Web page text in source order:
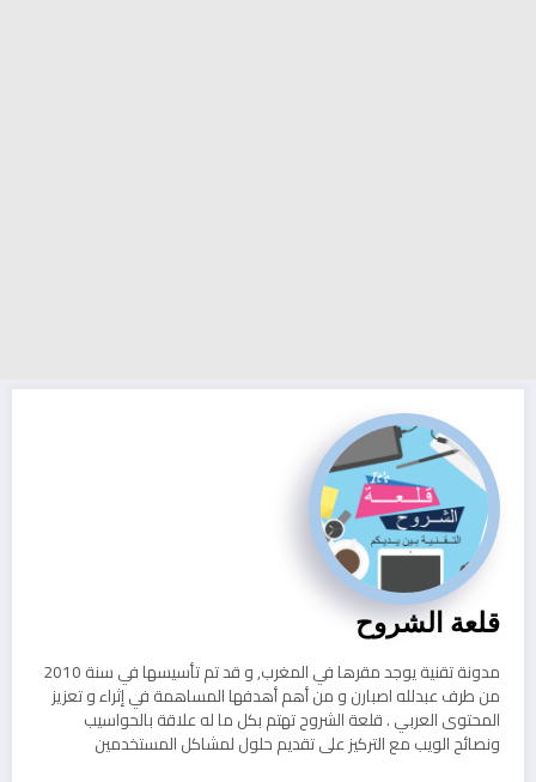
قلعة الشروح
مدونة تقنية يوجد مقرها في المغرب, و قد تم تأسيسها في سنة 2010
من طرف عبدلله اصبارن و من أهم أهدفها المساهمة في إثراء و تعزيز
المحتوى العربي . قلعة الشروح تهتم بكل ما له علاقة بالحواسيب
ونصائح الويب مع التركيز على تقديم حلول لمشاكل المستخدمين